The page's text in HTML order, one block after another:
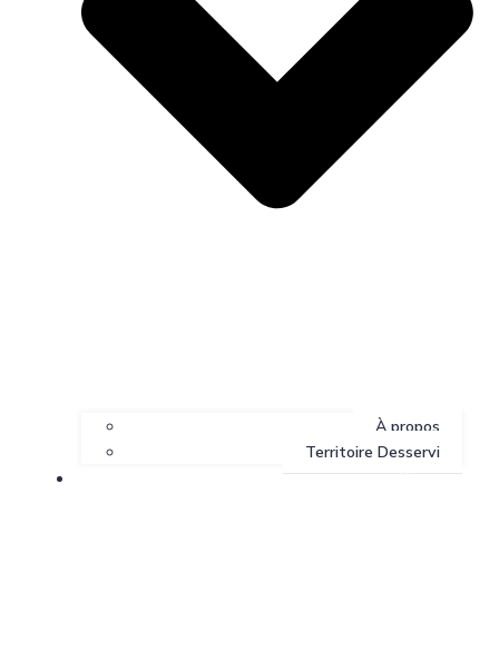
À propos
Territoire Desservi
Services